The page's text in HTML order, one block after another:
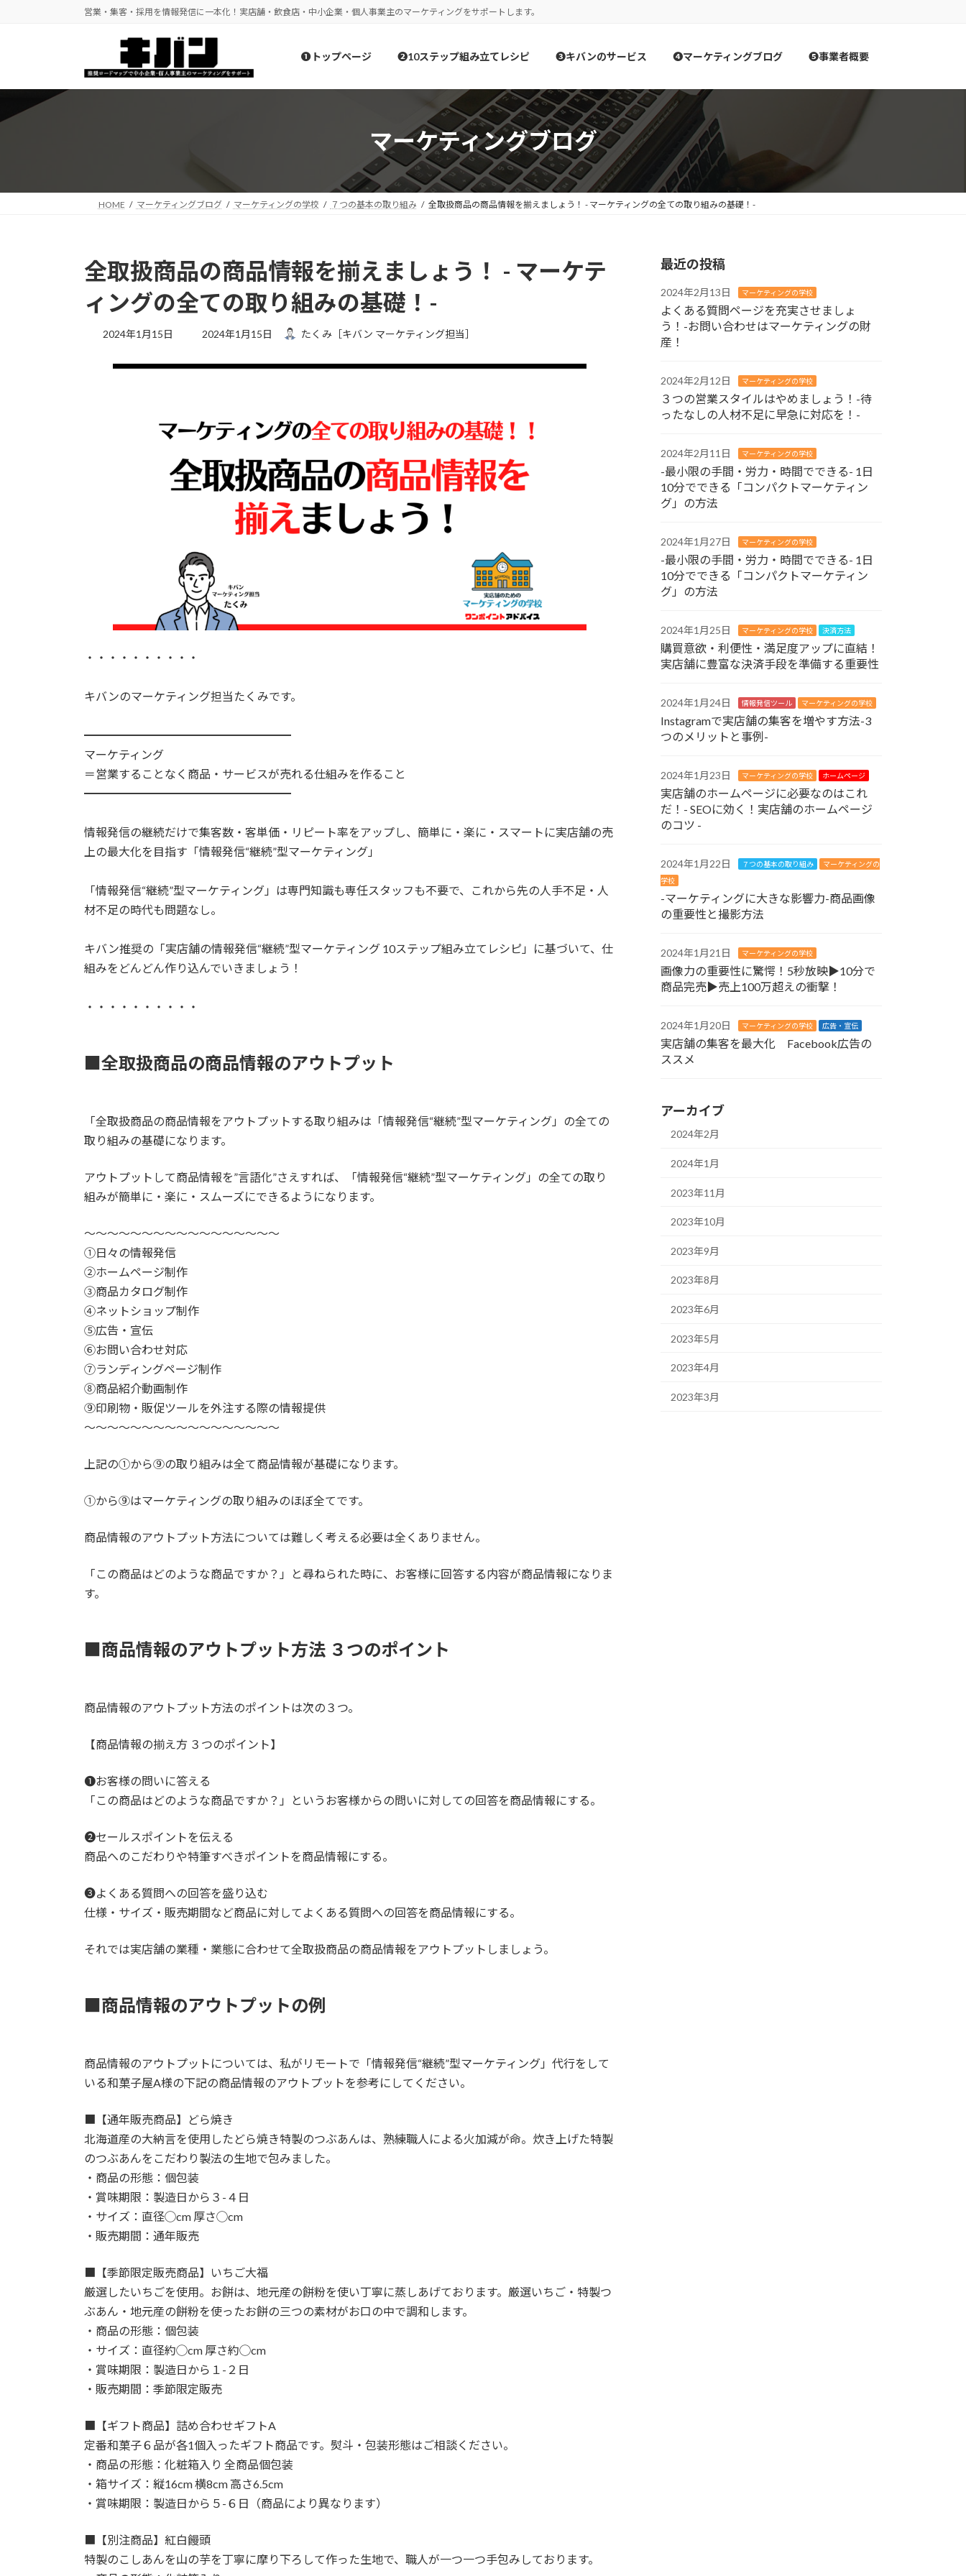
営業・集客・採用を情報発信に一本化！実店舗・飲食店・中小企業・個人事業主のマーケティングをサポートします。
❶トップページ ❷10ステップ組み立てレシピ ❸キバンのサービス ❹マーケティングブログ ❺事業者概要
マーケティングブログ
HOME マーケティングブログ マーケティングの学校 ７つの基本の取り組み 全取扱商品の商品情報を揃えましょう！ - マーケティングの全ての取り組みの基礎！-
全取扱商品の商品情報を揃えましょう！ - マーケテ
ィングの全ての取り組みの基礎！-
2024年1月15日
最
2024年1月15日 たくみ［キバン マーケティング担当］
・・・・・・・・・・
キバンのマーケティング担当たくみです。
━━━━━━━━━━━━━━━━━━
マーケティング
＝営業することなく商品・サービスが売れる仕組みを作ること
━━━━━━━━━━━━━━━━━━
情報発信の継続だけで集客数・客単価・リピート率をアップし、簡単に・楽に・スマートに実店舗の売
上の最大化を目指す「情報発信“継続”型マーケティング」
「情報発信“継続”型マーケティング」は専門知識も専任スタッフも不要で、これから先の人手不足・人
材不足の時代も問題なし。
キバン推奨の「実店舗の情報発信“継続”型マーケティング 10ステップ組み立てレシピ」に基づいて、仕
組みをどんどん作り込んでいきましょう！
・・・・・・・・・・
■全取扱商品の商品情報のアウトプット
「全取扱商品の商品情報をアウトプットする取り組みは「情報発信“継続”型マーケティング」の全ての
取り組みの基礎になります。
アウトプットして商品情報を”言語化”さえすれば、「情報発信“継続”型マーケティング」の全ての取り
組みが簡単に・楽に・スムーズにできるようになります。
～～～～～～～～～～～～～～～～～
①日々の情報発信
➁ホームページ制作
③商品カタログ制作
④ネットショップ制作
⑤広告・宣伝
⑥お問い合わせ対応
⑦ランディングページ制作
⑧商品紹介動画制作
⑨印刷物・販促ツールを外注する際の情報提供
～～～～～～～～～～～～～～～～～
上記の①から⑨の取り組みは全て商品情報が基礎になります。
①から⑨はマーケティングの取り組みのほぼ全てです。
商品情報のアウトプット方法については難しく考える必要は全くありません。
「この商品はどのような商品ですか？」と尋ねられた時に、お客様に回答する内容が商品情報になりま
す。
■商品情報のアウトプット方法 ３つのポイント
商品情報のアウトプット方法のポイントは次の３つ。
【商品情報の揃え方 ３つのポイント】
❶お客様の問いに答える
「この商品はどのような商品ですか？」というお客様からの問いに対しての回答を商品情報にする。
❷セールスポイントを伝える
商品へのこだわりや特筆すべきポイントを商品情報にする。
❸よくある質問への回答を盛り込む
仕様・サイズ・販売期間など商品に対してよくある質問への回答を商品情報にする。
それでは実店舗の業種・業態に合わせて全取扱商品の商品情報をアウトプットしましょう。
■商品情報のアウトプットの例
商品情報のアウトプットについては、私がリモートで「情報発信“継続”型マーケティング」代行をして
いる和菓子屋A様の下記の商品情報のアウトプットを参考にしてください。
■【通年販売商品】どら焼き
北海道産の大納言を使用したどら焼き特製のつぶあんは、熟練職人による火加減が命。炊き上げた特製
のつぶあんをこだわり製法の生地で包みました。
・商品の形態：個包装
・賞味期限：製造日から３-４日
・サイズ：直径◯cm 厚さ◯cm
・販売期間：通年販売
■【季節限定販売商品】いちご大福
厳選したいちごを使用。お餅は、地元産の餅粉を使い丁寧に蒸しあげております。厳選いちご・特製つ
ぶあん・地元産の餅粉を使ったお餅の三つの素材がお口の中で調和します。
・商品の形態：個包装
・サイズ：直径約◯cm 厚さ約◯cm
・賞味期限：製造日から１-２日
・販売期間：季節限定販売
■【ギフト商品】詰め合わせギフトA
定番和菓子６品が各1個入ったギフト商品です。熨斗・包装形態はご相談ください。
・商品の形態：化粧箱入り 全商品個包装
・箱サイズ：縦16cm 横8cm 高さ6.5cm
・賞味期限：製造日から５-６日（商品により異なります）
■【別注商品】紅白饅頭
特製のこしあんを山の芋を丁寧に摩り下ろして作った生地で、職人が一つ一つ手包みしております。
最近の投稿
2024年2月13日 マーケティングの学校
よくある質問ページを充実させましょ
う！-お問い合わせはマーケティングの財
産！
2024年2月12日 マーケティングの学校
３つの営業スタイルはやめましょう！-待
ったなしの人材不足に早急に対応を！-
2024年2月11日 マーケティングの学校
-最小限の手間・労力・時間でできる- 1日
10分でできる「コンパクトマーケティン
グ」の方法
2024年1月27日 マーケティングの学校
-最小限の手間・労力・時間でできる- 1日
10分でできる「コンパクトマーケティン
グ」の方法
2024年1月25日 マーケティングの学校 決済方法
購買意欲・利便性・満足度アップに直結！
実店舗に豊富な決済手段を準備する重要性
2024年1月24日 情報発信ツール マーケティングの学校
Instagramで実店舗の集客を増やす方法-3
つのメリットと事例-
2024年1月23日 マーケティングの学校 ホームページ
実店舗のホームページに必要なのはこれ
だ！- SEOに効く！実店舗のホームページ
のコツ -
2024年1月22日 ７つの基本の取り組み
マーケティングの
学校
-マーケティングに大きな影響力-商品画像
の重要性と撮影方法
2024年1月21日 マーケティングの学校
画像力の重要性に驚愕！5秒放映▶︎10分で
商品完売▶︎売上100万超えの衝撃！
2024年1月20日 マーケティングの学校 広告・宣伝
実店舗の集客を最大化 Facebook広告の
ススメ
アーカイブ
2024年2月
2024年1月
2023年11月
2023年10月
2023年9月
2023年8月
2023年6月
2023年5月
2023年4月
2023年3月